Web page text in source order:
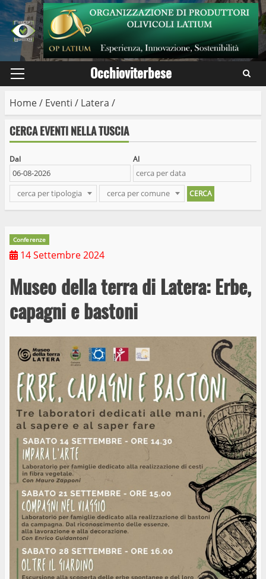
Skip
to
content
Primary
Occhioviterbese
Home/ Eventi / Latera /
CERCA EVENTI NELLA TUSCIA
Dal Al
cerca per tipologia cerca per comune
Conferenze
14 Settembre 2024
Museo della terra di Latera: Erbe,
capagni e bastoni